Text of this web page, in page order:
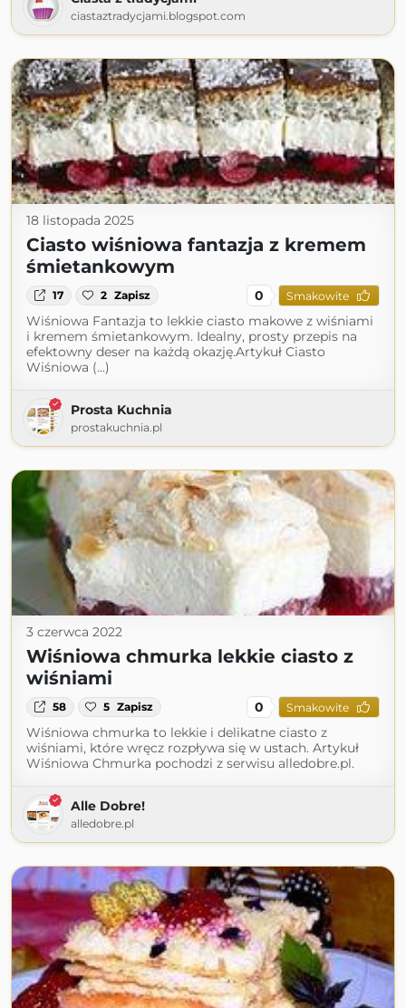
ciastaztradycjami.blogspot.com
18 listopada 2025
Ciasto wiśniowa fantazja z kremem
śmietankowym
17 2 Zapisz 0 Smakowite
Wiśniowa Fantazja to lekkie ciasto makowe z wiśniami
i kremem śmietankowym. Idealny, prosty przepis na
efektowny deser na każdą okazję.Artykuł Ciasto
Wiśniowa (...)
Prosta Kuchnia
prostakuchnia.pl
3 czerwca 2022
Wiśniowa chmurka lekkie ciasto z
wiśniami
58 5 Zapisz 0 Smakowite
Wiśniowa chmurka to lekkie i delikatne ciasto z
wiśniami, które wręcz rozpływa się w ustach. Artykuł
Wiśniowa Chmurka pochodzi z serwisu alledobre.pl.
Alle Dobre!
alledobre.pl